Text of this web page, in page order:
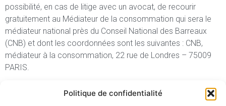
Politique de confidentialité
possibilité, en cas de litige avec un avocat, de recourir
gratuitement au Médiateur de la consommation qui sera le
médiateur national près du Conseil National des Barreaux
(CNB) et dont les coordonnées sont les suivantes : CNB,
médiateur à la consommation, 22 rue de Londres – 75009
PARIS.